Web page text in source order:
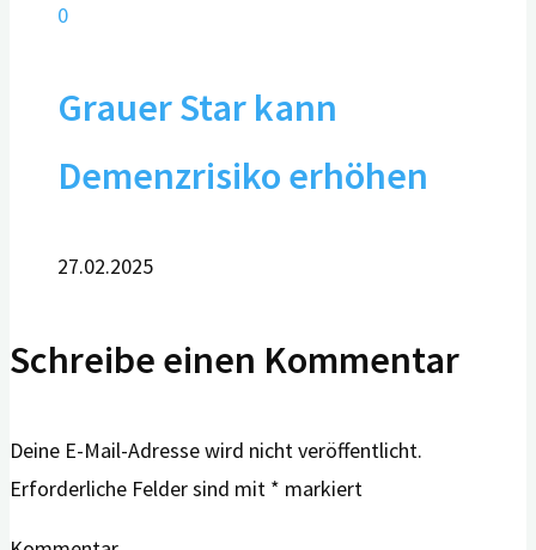
0
Grauer Star kann
Demenzrisiko erhöhen
27.02.2025
Schreibe einen Kommentar
Deine E-Mail-Adresse wird nicht veröffentlicht.
Erforderliche Felder sind mit * markiert